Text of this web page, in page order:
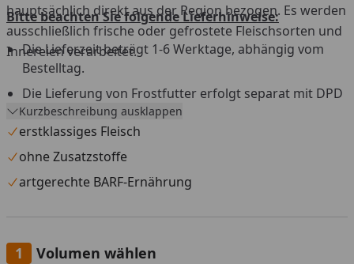
hauptsächlich direkt aus der Region bezogen. Es werden
ausschließlich frische oder gefrostete Fleischsorten und
Innereien verarbeitet.
Bitte beachten Sie folgende Lieferhinweise:
Die Lieferzeit beträgt 1-6 Werktage, abhängig vom
Bestelltag.
Die Lieferung von Frostfutter erfolgt separat mit DPD
aus einem Tiefkühllager.
Versandtage sind Montag bis Mittwoch, außer an
Feiertagen.
Versand nur innerhalb Deutschland und Österreich.
Eine Anlieferung an eine Packstation ist nicht möglich.
Kurzbeschreibung ausklappen
erstklassiges Fleisch
ohne Zusatzstoffe
artgerechte BARF-Ernährung
Volumen wählen